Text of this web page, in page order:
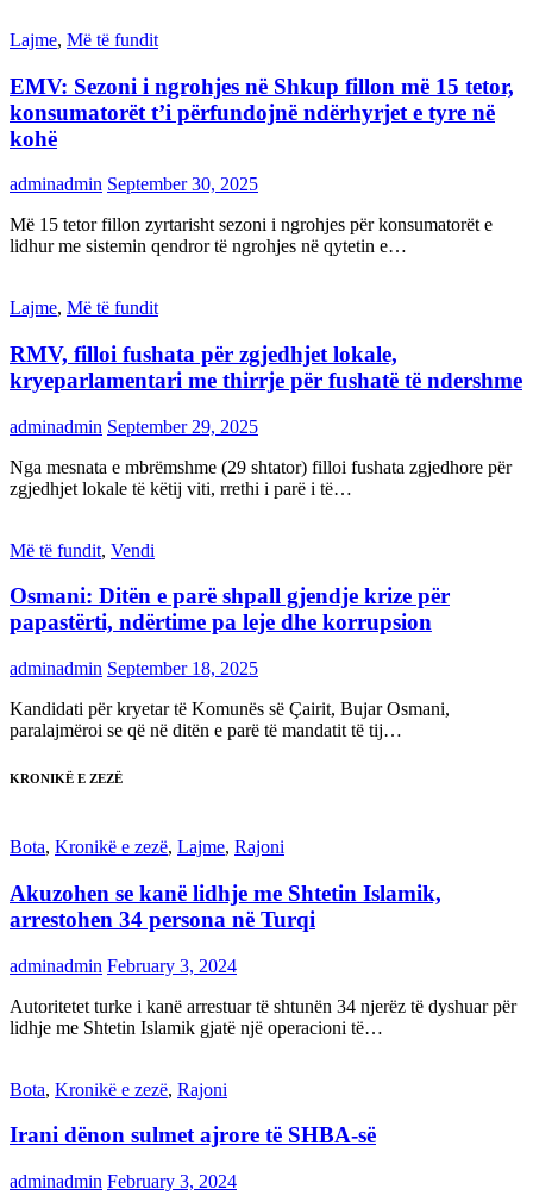
Lajme, Më të fundit
EMV: Sezoni i ngrohjes në Shkup fillon më 15 tetor,
konsumatorët t’i përfundojnë ndërhyrjet e tyre në
kohë
adminadmin September 30, 2025
Më 15 tetor fillon zyrtarisht sezoni i ngrohjes për konsumatorët e
lidhur me sistemin qendror të ngrohjes në qytetin e…
Lajme, Më të fundit
RMV, filloi fushata për zgjedhjet lokale,
kryeparlamentari me thirrje për fushatë të ndershme
adminadmin September 29, 2025
Nga mesnata e mbrëmshme (29 shtator) filloi fushata zgjedhore për
zgjedhjet lokale të këtij viti, rrethi i parë i të…
Më të fundit, Vendi
Osmani: Ditën e parë shpall gjendje krize për
papastërti, ndërtime pa leje dhe korrupsion
adminadmin September 18, 2025
Kandidati për kryetar të Komunës së Çairit, Bujar Osmani,
paralajmëroi se që në ditën e parë të mandatit të tij…
KRONIKË E ZEZË
Bota, Kronikë e zezë, Lajme, Rajoni
Akuzohen se kanë lidhje me Shtetin Islamik,
arrestohen 34 persona në Turqi
adminadmin February 3, 2024
Autoritetet turke i kanë arrestuar të shtunën 34 njerëz të dyshuar për
lidhje me Shtetin Islamik gjatë një operacioni të…
Bota, Kronikë e zezë, Rajoni
Irani dënon sulmet ajrore të SHBA-së
adminadmin February 3, 2024